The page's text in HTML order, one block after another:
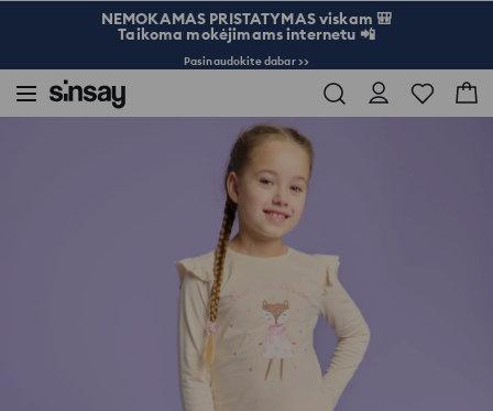
NEMOKAMAS PRISTATYMAS viskam 🎒
Taikoma mokėjimams internetu 📲
Pasinaudokite dabar >>
Mergaitėms 3-10 Marškinėliai ilgomis rankovėmis